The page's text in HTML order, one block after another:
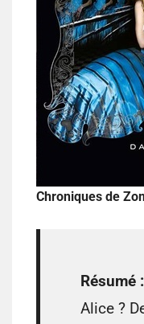
Chroniques de
Résumé :
Alice ?